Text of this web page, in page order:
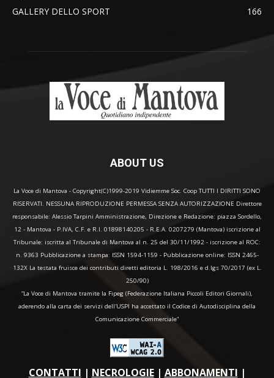
GALLERY DELLO SPORT
166
ABOUT US
La Voce di Mantova - Copyright(C)1999-2019 Vidiemme Soc. Coop TUTTI I DIRITTI SONO
RISERVATI. NESSUNA RIPRODUZIONE PERMESSA SENZA AUTORIZZAZIONE Direttore
responsabile: Alessio Tarpini Amministrazione, Direzione e Redazione: piazza Sordello,
12 - Mantova - P.IVA, C.F. e R.I. 01898140205 - R.E.A. 0207279 (Mantova) iscrizione al
Tribunale: iscritta al Tribunale di Mantova al n. 25 del 30/11/1992 - iscrizione al ROC:
n. 9363 Pubblicazione a stampa: ISSN 1594-1159 - Pubblicazione online: ISSN 2465-
132X La testata fruisce dei contributi diretti editoria L. 198/2016 e d.lgs 70/2017 (ex L.
250/90)
“La Voce di Mantova tramite la Fipeg (Federazione Italiana Piccoli Editori Giornali),
aderendo alla carta dei servizi dell'USPI ha accettato il Codice di Autodisciplina della
Comunicazione Commerciale"
CONTATTI | NECROLOGIE| ABBONAMENTI |